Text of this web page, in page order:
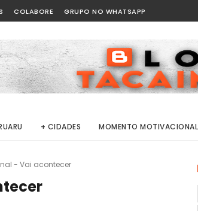
COLABORE GRUPO NO WHATSAPP
+ CIDADES MOMENTO MOTIVACIONAL
- Vai acontecer